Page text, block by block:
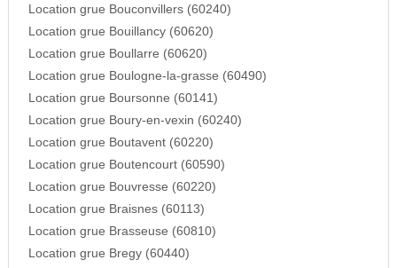
Location grue Bouconvillers (60240)
Location grue Bouillancy (60620)
Location grue Boullarre (60620)
Location grue Boulogne-la-grasse (60490)
Location grue Boursonne (60141)
Location grue Boury-en-vexin (60240)
Location grue Boutavent (60220)
Location grue Boutencourt (60590)
Location grue Bouvresse (60220)
Location grue Braisnes (60113)
Location grue Brasseuse (60810)
Location grue Bregy (60440)